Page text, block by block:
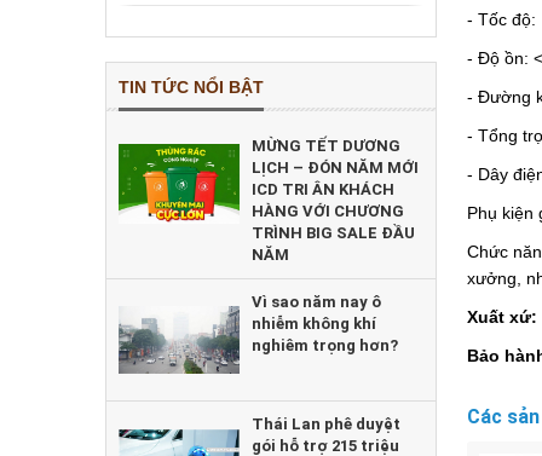
Thùng rác inox đạp chân
Thùng rác đá hoa cương
Thùng rác inox gạt tàn
Thùng rác trong nhà
TIN TỨC NỔI BẬT
MỪNG TẾT DƯƠNG
LỊCH – ĐÓN NĂM MỚI
ICD TRI ÂN KHÁCH
HÀNG VỚI CHƯƠNG
TRÌNH BIG SALE ĐẦU
NĂM
Vì sao năm nay ô
nhiễm không khí
nghiêm trọng hơn?
Thái Lan phê duyệt
gói hỗ trợ 215 triệu
- Tốc độ:
- Độ ồn:
- Đường
- Tổng
- Dây
Phụ kiện
Chức
xưởng,
Xuất xứ:
Bảo
Các